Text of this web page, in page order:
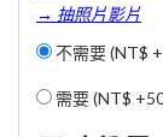
→ 抽照片影片
不需要 (NT$
需要 (NT$